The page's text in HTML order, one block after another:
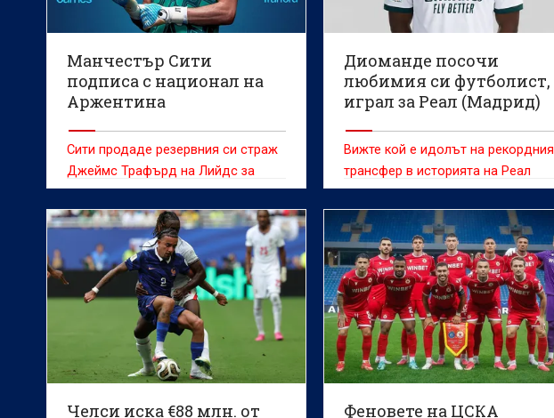
Манчестър Сити
подписа с национал на
Аржентина
Сити продаде резервния си страж
Джеймс Трафърд на Лийдс за
близо 40 милиона паунда
Диоманде посочи
любимия си футболист,
играл за Реал (Мадрид)
Вижте кой е идолът на рекордния
трансфер в историята на Реал
Челси иска €88 млн. от
Феновете на ЦСКА